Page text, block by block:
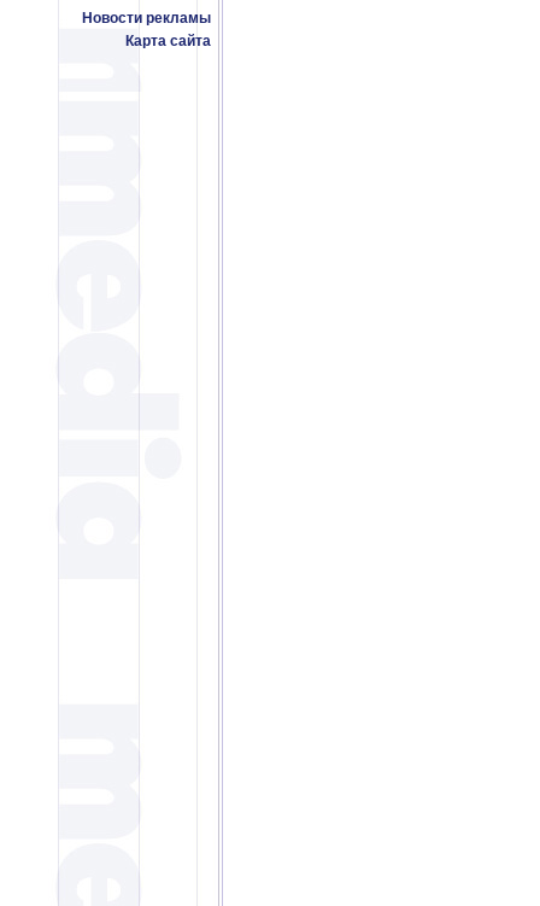
Новости рекламы
Карта сайта